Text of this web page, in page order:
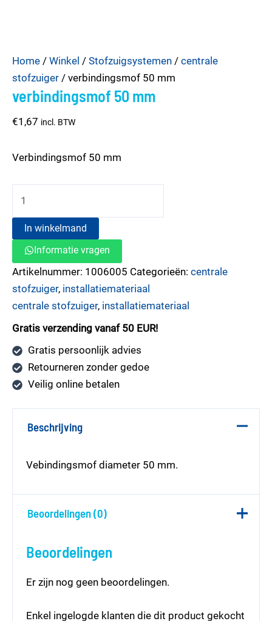
Home / Winkel / Stofzuigsystemen / centrale
stofzuiger / verbindingsmof 50 mm
verbindingsmof 50 mm
€1,67 incl. BTW
Verbindingsmof 50 mm
verbindingsmof
50
mm
In winkelmand
Informatie vragen
Artikelnummer: 1006005 Categorieën: centrale
stofzuiger, installatiemateriaal
centrale stofzuiger, installatiemateriaal
Gratis verzending vanaf 50 EUR!
Gratis persoonlijk advies
Retourneren zonder gedoe
Veilig online betalen
Beschrijving
Vebindingsmof diameter 50 mm.
Beoordelingen (0)
Beoordelingen
Er zijn nog geen beoordelingen.
Enkel ingelogde klanten die dit product gekocht